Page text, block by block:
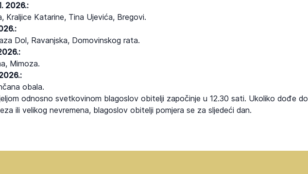
2026.:
Kraljice Katarine, Tina Ujevića, Bregovi.
Dol, Ravanjska, Domovinskog rata.
Mimoza.
obala.
odnosno svetkovinom blagoslov obitelji započinje u 12.30 sati. Ukoliko dođe do
ili velikog nevremena, blagoslov obitelji pomjera se za sljedeći dan.